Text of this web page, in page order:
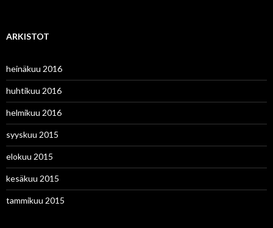
ARKISTOT
heinäkuu 2016
huhtikuu 2016
helmikuu 2016
syyskuu 2015
elokuu 2015
kesäkuu 2015
tammikuu 2015